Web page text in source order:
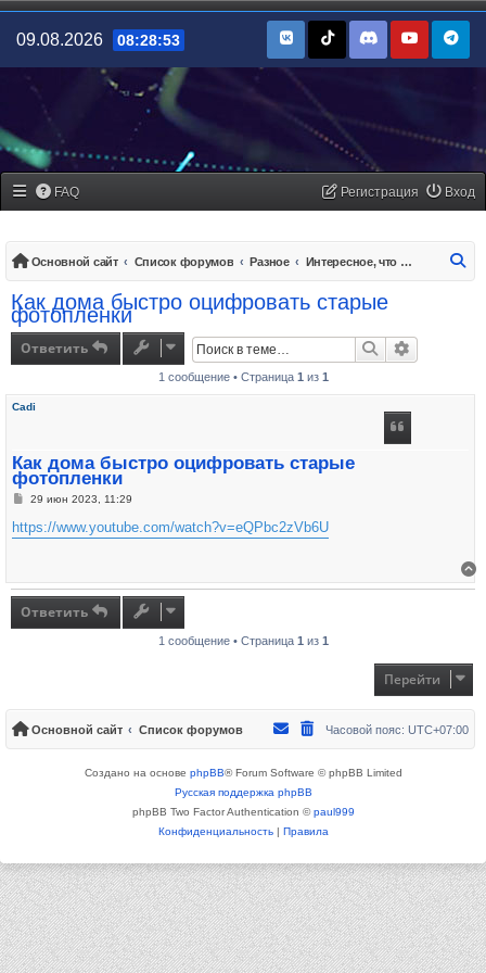
09.08.2026 08:28:53
FAQ Вход
Регистрация
Основной сайт Список форумов Разное Интересное, что не вошло в другие топики
Как дома быстро оцифровать старые
фотопленки
Ответить Поиск
1 сообщение • Страница 1 из 1
Cadi
Как дома быстро оцифровать старые
фотопленки
Сообщение
29 июн 2023, 11:29
https://www.youtube.com/watch?v=eQPbc2zVb6U
Ответить
1 сообщение • Страница 1 из 1
Перейти
Основной сайт Список форумов Часовой пояс: UTC+07:00
Создано на основе phpBB® Forum Software © phpBB Limited
Русская поддержка phpBB
phpBB Two Factor Authentication ©paul999
Конфиденциальность| Правила